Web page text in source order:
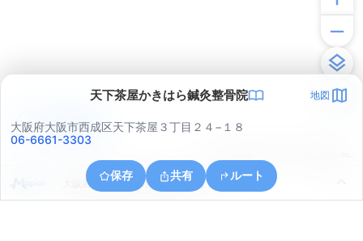
天下茶屋かきはら鍼灸整骨院 地図
大阪府大阪市西成区天下茶屋３丁目２４−１８
06-6661-3303
保存 共有 ルート
大阪府大阪市阿倍野区松虫通１丁目３
アプリで見る